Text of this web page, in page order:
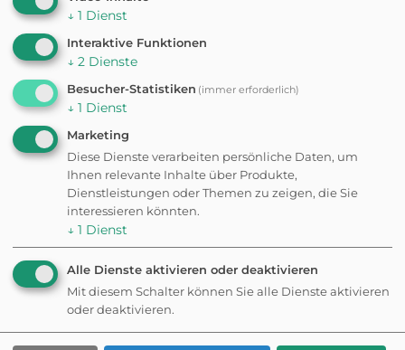
↓ 1 Dienst
Interaktive Funktionen
↓ 2 Dienste
Besucher-Statistiken (immer erforderlich)
↓ 1 Dienst
Marketing
Diese Dienste verarbeiten persönliche Daten, um
Ihnen relevante Inhalte über Produkte,
Dienstleistungen oder Themen zu zeigen, die Sie
interessieren könnten.
↓ 1 Dienst
Alle Dienste aktivieren oder deaktivieren
Mit diesem Schalter können Sie alle Dienste aktivieren
oder deaktivieren.